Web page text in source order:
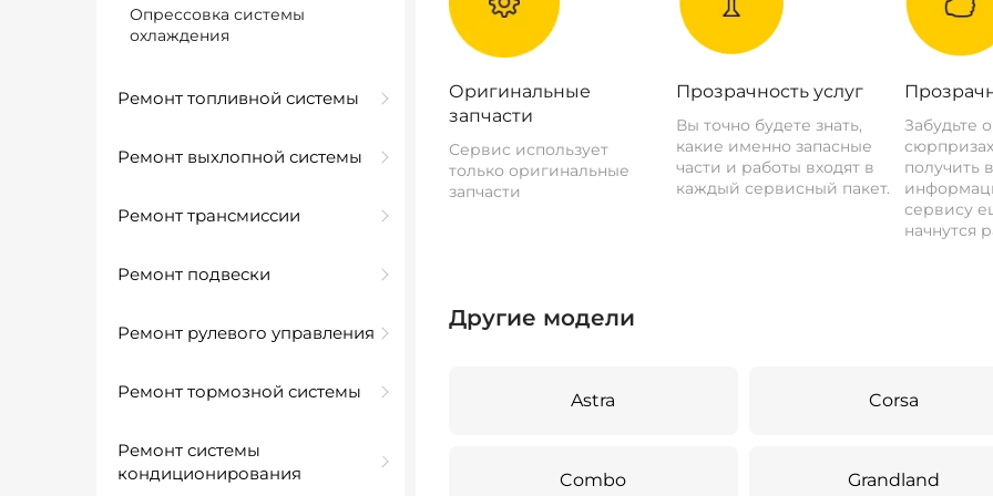
Опрессовка системы
охлаждения
Ремонт топливной системы
Ремонт выхлопной системы
Ремонт трансмиссии
Ремонт подвески
Ремонт рулевого управления
Ремонт тормозной системы
Ремонт системы
кондиционирования
Оригинальные
запчасти
Сервис использует
только оригинальные
запчасти
Прозрачность услуг
Вы точно будете знать,
какие именно запасные
части и работы входят в
каждый сервисный пакет.
Забудьте
получить
сервису
начнутся
Другие модели
Astra Corsa
Combo Grandland